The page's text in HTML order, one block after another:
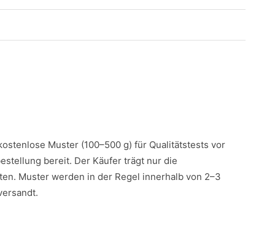
Muster (100–500 g) für Qualitätstests vor
bereit. Der Käufer trägt nur die
Muster werden in der Regel innerhalb von 2–3